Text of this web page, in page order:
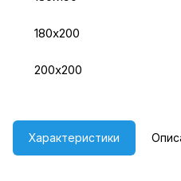
180х200
200х200
Характеристики